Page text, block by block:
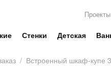
Проекты
Стенки Детская
/ Встроенный шкаф-купе